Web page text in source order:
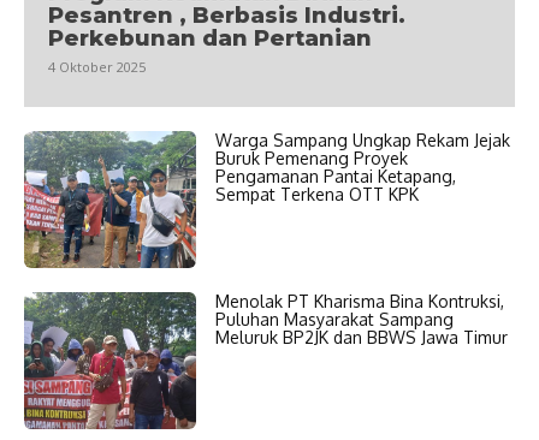
Pesantren , Berbasis Industri.
Perkebunan dan Pertanian
4 Oktober 2025
Warga Sampang Ungkap Rekam Jejak
Buruk Pemenang Proyek
Pengamanan Pantai Ketapang,
Sempat Terkena OTT KPK
Menolak PT Kharisma Bina Kontruksi,
Puluhan Masyarakat Sampang
Meluruk BP2JK dan BBWS Jawa Timur